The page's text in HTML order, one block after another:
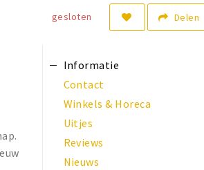
Delen
gesloten
Informatie
Contact
Winkels & Horeca
Uitjes
Reviews
Nieuws